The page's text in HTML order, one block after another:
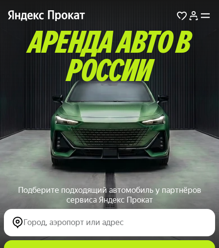
АРЕНДА АВТО В
РОССИИ
Подберите подходящий автомобиль у партнёров
сервиса Яндекс Прокат
Город, аэропорт или адрес